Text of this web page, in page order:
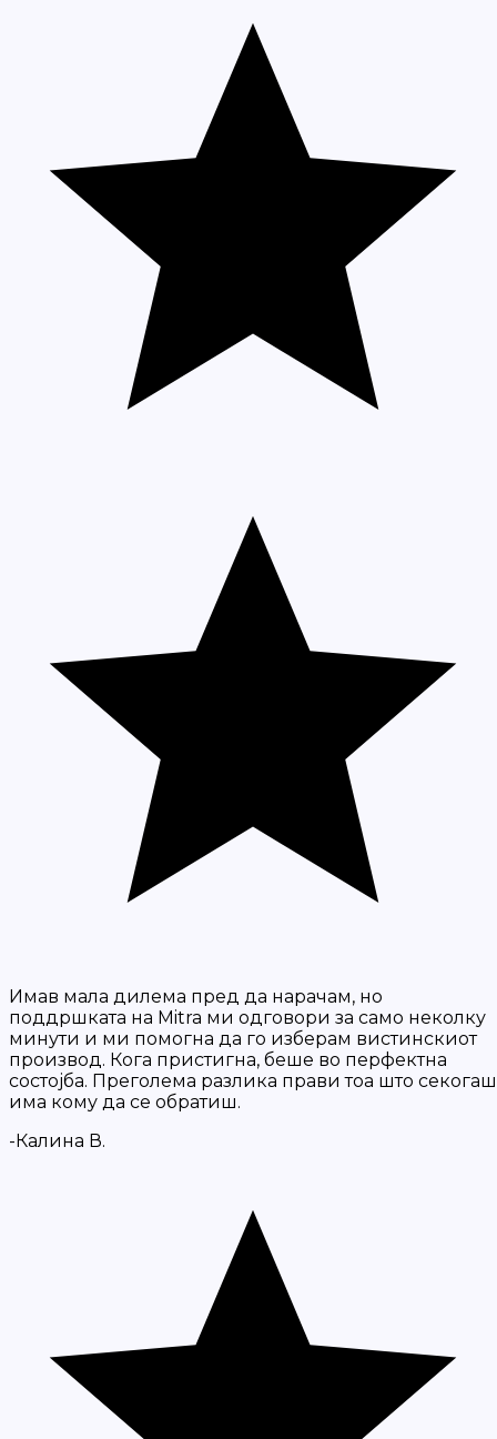
Имав мала дилема пред да нарачам, но
поддршката на Mitra ми одговори за само неколку
минути и ми помогна да го изберам вистинскиот
производ. Кога пристигна, беше во перфектна
состојба. Преголема разлика прави тоа што секогаш
има кому да се обратиш.
-Калина В.